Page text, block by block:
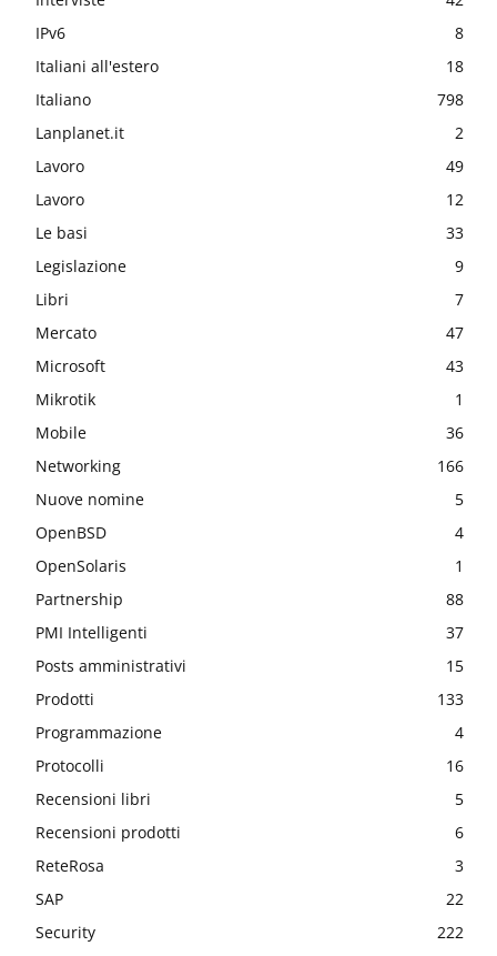
IPv6
8
Italiani all'estero
18
Italiano
798
Lanplanet.it
2
Lavoro
49
Lavoro
12
Le basi
33
Legislazione
9
Libri
7
Mercato
47
Microsoft
43
Mikrotik
1
Mobile
36
Networking
166
Nuove nomine
5
OpenBSD
4
OpenSolaris
1
Partnership
88
PMI Intelligenti
37
Posts amministrativi
15
Prodotti
133
Programmazione
4
Protocolli
16
Recensioni libri
5
Recensioni prodotti
6
ReteRosa
3
SAP
22
Security
222